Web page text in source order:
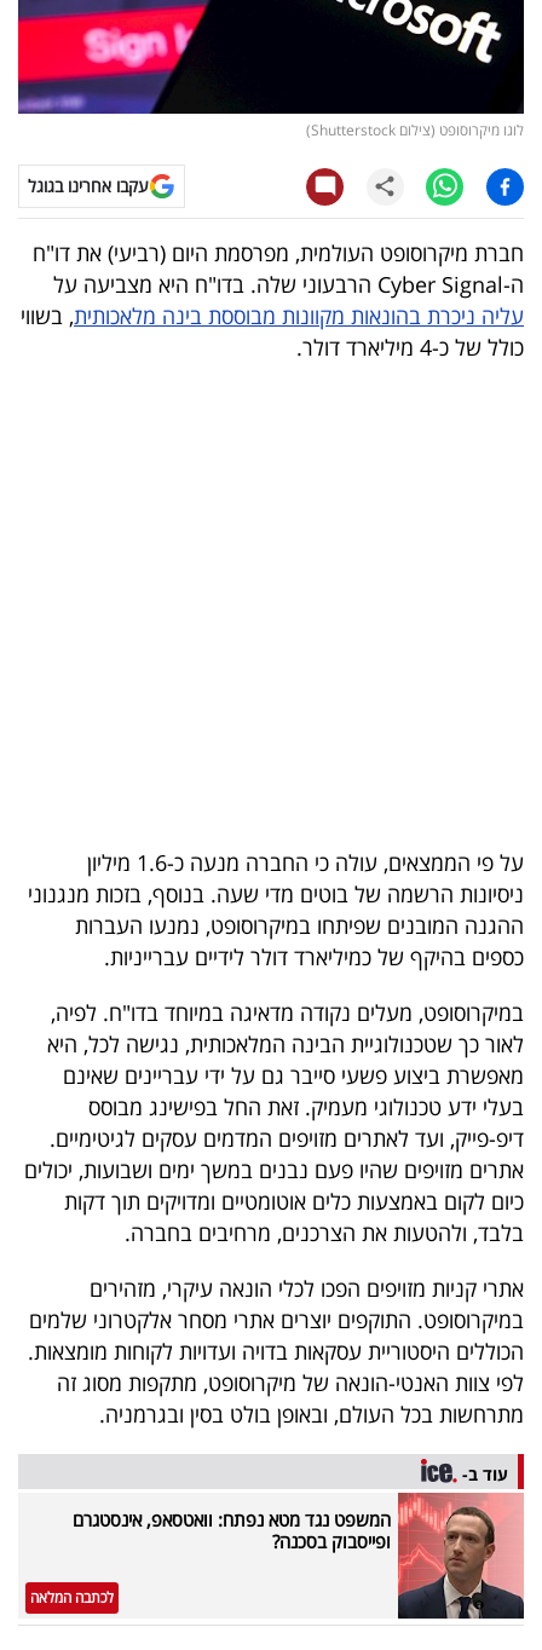
עסקית
קריפטו
ויראלי
טלוויזיה
עסקי
ספורט
קריירה
5
המילון
הכלכלי
פודקאסט
40
UNDER
40
שיתופי
דרושים
מייל
אדום
לוגו מיקרוסופט (צילום Shutterstock)
עקבו אחרינו בגוגל
חברת מיקרוסופט העולמית, מפרסמת היום (רביעי) את דו"ח
ה-Cyber Signal הרבעוני שלה. בדו"ח היא מצביעה על
עליה ניכרת בהונאות מקוונות מבוססת בינה מלאכותית, בשווי
כולל של כ-4 מיליארד דולר.
על פי הממצאים, עולה כי החברה מנעה כ-1.6 מיליון
ניסיונות הרשמה של בוטים מדי שעה. בנוסף, בזכות מנגנוני
ההגנה המובנים שפיתחו במיקרוסופט, נמנעו העברות
כספים בהיקף של כמיליארד דולר לידיים עברייניות.
במיקרוסופט, מעלים נקודה מדאיגה במיוחד בדו"ח. לפיה,
לאור כך שטכנולוגיית הבינה המלאכותית, נגישה לכל, היא
מאפשרת ביצוע פשעי סייבר גם על ידי עבריינים שאינם
בעלי ידע טכנולוגי מעמיק. זאת החל בפישינג מבוסס
דיפ-פייק, ועד לאתרים מזויפים המדמים עסקים לגיטימיים.
אתרים מזויפים שהיו פעם נבנים במשך ימים ושבועות, יכולים
כיום לקום באמצעות כלים אוטומטיים ומדויקים תוך דקות
בלבד, ולהטעות את הצרכנים, מרחיבים בחברה.
אתרי קניות מזויפים הפכו לכלי הונאה עיקרי, מזהירים
במיקרוסופט. התוקפים יוצרים אתרי מסחר אלקטרוני שלמים
הכוללים היסטוריית עסקאות בדויה ועדויות לקוחות מומצאות.
לפי צוות האנטי-הונאה של מיקרוסופט, מתקפות מסוג זה
מתרחשות בכל העולם, ובאופן בולט בסין ובגרמניה.
עוד ב-
המשפט נגד מטא נפתח: וואטסאפ, אינסטגרם
ופייסבוק בסכנה?
לכתבה המלאה